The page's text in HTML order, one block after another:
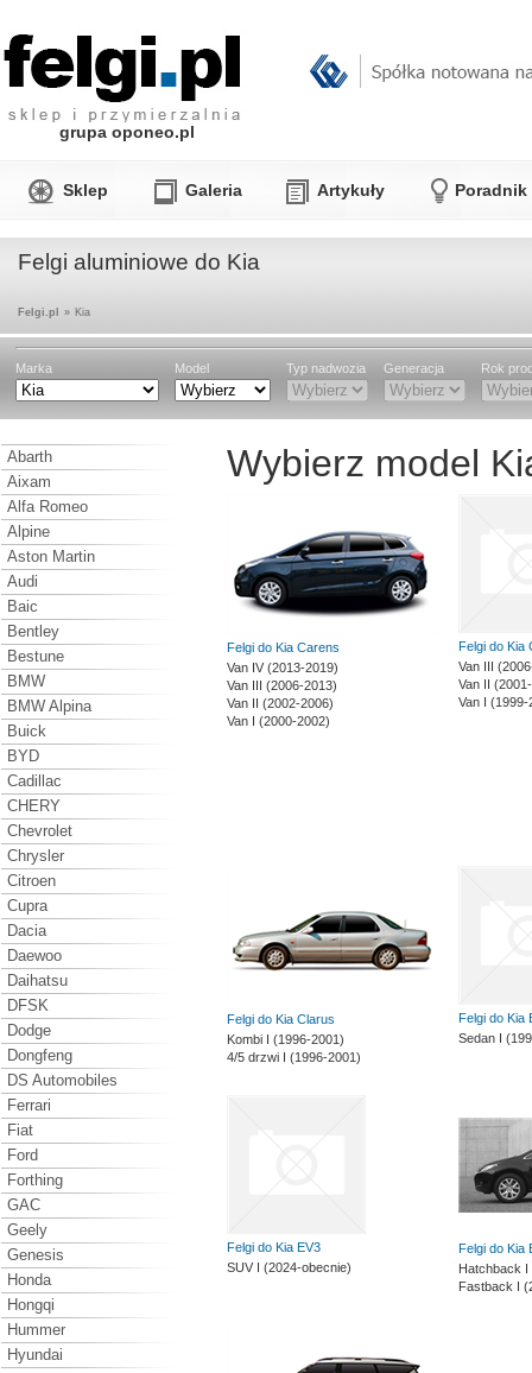
grupa oponeo.pl
Sklep Galeria Artykuły Poradnik
Felgi aluminiowe do Kia
Felgi.pl » Kia
Marka Model Typ nadwozia Generacja Rok
Abarth
Aixam
Alfa Romeo
Alpine
Aston Martin
Audi
Baic
Bentley
Bestune
BMW
BMW Alpina
Buick
BYD
Cadillac
CHERY
Chevrolet
Chrysler
Citroen
Cupra
Dacia
Daewoo
Daihatsu
DFSK
Dodge
Dongfeng
DS Automobiles
Ferrari
Fiat
Ford
Forthing
GAC
Geely
Genesis
Honda
Hongqi
Hummer
Hyundai
Wybierz model
Felgi do Kia Carens
Van IV (2013-2019)
Van III (2006-2013)
Van II (2002-2006)
Van I (2000-2002)
Felgi do Kia
Van III
Van II
Van I (1999-
Felgi do Kia Clarus
Kombi I (1996-2001)
4/5 drzwi I (1996-2001)
Felgi do Kia
Sedan I
Felgi do Kia EV3
SUV I (2024-obecnie)
Felgi do Kia
Hatchback I
Fastback I